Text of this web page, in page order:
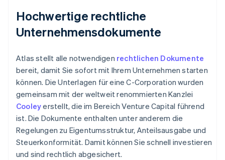
Hochwertige rechtliche
Unternehmensdokumente
Atlas stellt alle notwendigen rechtlichen Dokumente
bereit, damit Sie sofort mit Ihrem Unternehmen starten
können. Die Unterlagen für eine C-Corporation wurden
gemeinsam mit der weltweit renommierten Kanzlei
Cooleyerstellt, die im Bereich Venture Capital führend
ist. Die Dokumente enthalten unter anderem die
Regelungen zu Eigentumsstruktur, Anteilsausgabe und
Steuerkonformität. Damit können Sie schnell investieren
und sind rechtlich abgesichert.